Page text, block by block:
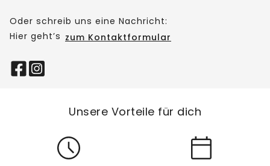
Oder schreib uns eine Nachricht:
Hier geht’s zum Kontaktformular
Unsere Vorteile für dich